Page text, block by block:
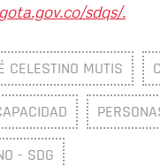
sdqs/.
CELESTINO MUTIS
- SDG